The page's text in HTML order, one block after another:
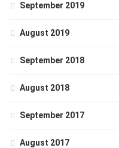
September 2019
August 2019
September 2018
August 2018
September 2017
August 2017